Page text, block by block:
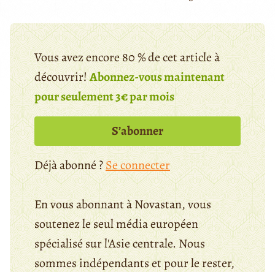
Vous avez encore 80 % de cet article à
découvrir!Abonnez-vous maintenant
pour seulement 3€ par mois
S’abonner
Déjà abonné ?Se connecter
En vous abonnant à Novastan, vous
soutenez le seul média européen
spécialisé sur l'Asie centrale. Nous
sommes indépendants et pour le rester,